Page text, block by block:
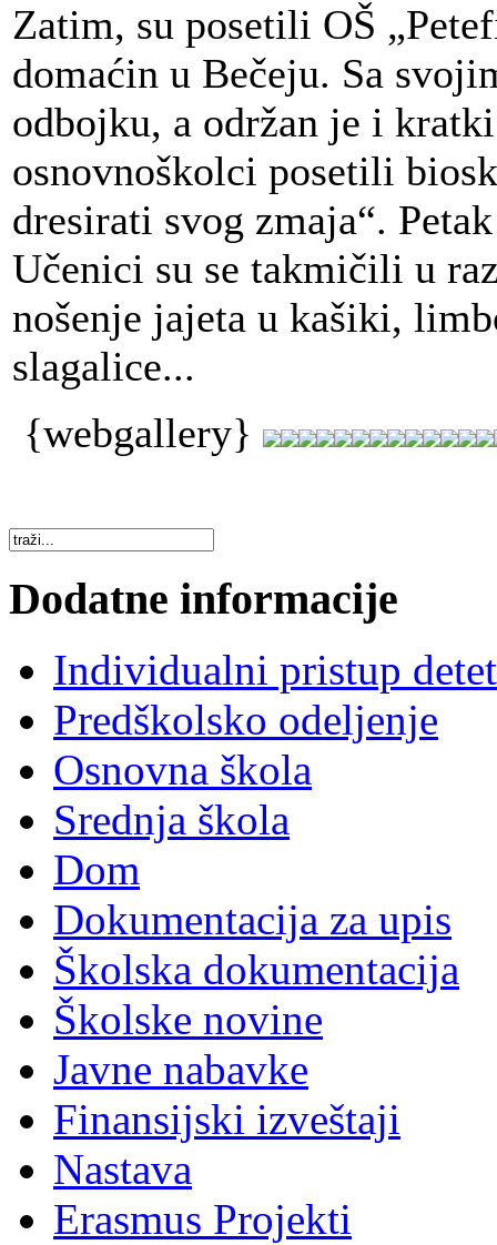
Zatim, su posetili OŠ
domaćin u Bečeju. Sa
odbojku, a održan je i
osnovnoškolci posetili
dresirati svog zmaja“.
Učenici su se takmičili u
nošenje jajeta u kašiki,
slagalice...
{webgallery}
Dodatne informacije
Individualni pristup
Predškolsko odeljenje
Osnovna škola
Srednja škola
Dom
Dokumentacija za upis
Školska dokumentacija
Školske novine
Javne nabavke
Finansijski izveštaji
Nastava
Erasmus Projekti